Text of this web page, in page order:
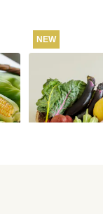
12
円
NEW
菜セット